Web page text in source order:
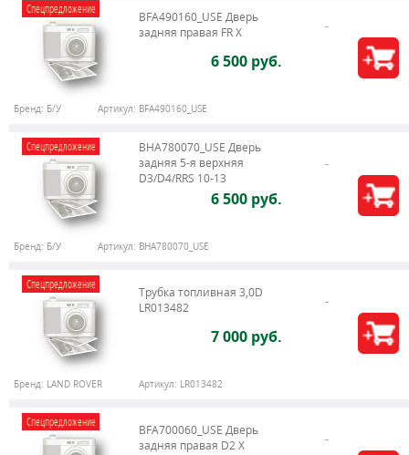
Спецпредложение
BFA490160_USE Дверь
задняя правая FR X
6 500 руб.
Бренд: Б/У Артикул: BFA490160_USE
Спецпредложение
BHA780070_USE Дверь
задняя 5-я верхняя
D3/D4/RRS 10-13
6 500 руб.
Бренд: Б/У Артикул: BHA780070_USE
Спецпредложение
Трубка топливная 3,0D
LR013482
7 000 руб.
Бренд: LAND ROVER Артикул: LR013482
Спецпредложение
BFA700060_USE Дверь
задняя правая D2 X